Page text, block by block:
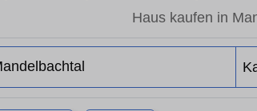
Haus kaufen in